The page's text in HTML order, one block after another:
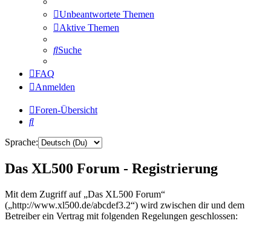
Unbeantwortete Themen
Aktive Themen
Suche
FAQ
Anmelden
Foren-Übersicht
Suche
Sprache:
Das XL500 Forum - Registrierung
Mit dem Zugriff auf „Das XL500 Forum“
(„http://www.xl500.de/abcdef3.2“) wird zwischen dir und dem
Betreiber ein Vertrag mit folgenden Regelungen geschlossen: